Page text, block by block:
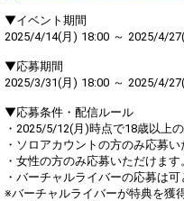
▼イベント期間
2025/4/14(月) 18:00 ～ 2025/4/
▼応募期間
2025/3/31(月) 18:00 ～ 2025/4/
▼応募条件・配信ルール
・2025/5/12(月)時点で18歳以上
・ソロアカウントの方のみ応募い
・女性の方のみ応募いただけます
・バーチャルライバーの応募は可
※バーチャルライバーが特典を獲